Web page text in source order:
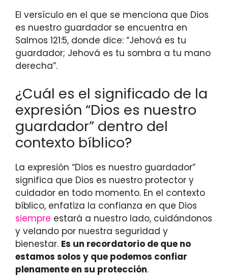
El versículo en el que se menciona que Dios
es nuestro guardador se encuentra en
Salmos 121:5, donde dice: “Jehová es tu
guardador; Jehová es tu sombra a tu mano
derecha”.
¿Cuál es el significado de la
expresión “Dios es nuestro
guardador” dentro del
contexto bíblico?
La expresión “Dios es nuestro guardador”
significa que Dios es nuestro protector y
cuidador en todo momento. En el contexto
bíblico, enfatiza la confianza en que Dios
siempre estará a nuestro lado, cuidándonos
y velando por nuestra seguridad y
bienestar. Es un recordatorio de que no
estamos solos y que podemos confiar
plenamente en su protección.